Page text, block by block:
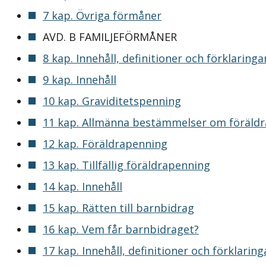
7 kap. Övriga förmåner
AVD. B FAMILJEFÖRMÅNER
8 kap. Innehåll, definitioner och
9 kap. Innehåll
10 kap. Graviditetspenning
11 kap. Allmänna bestämmelser om
12 kap. Föräldrapenning
13 kap. Tillfällig föräldrapenning
14 kap. Innehåll
15 kap. Rätten till barnbidrag
16 kap. Vem får barnbidraget?
17 kap. Innehåll, definitioner och